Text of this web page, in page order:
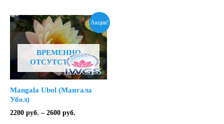
Акция!
ВРЕМЕННО
ОТСУТСТВУЕТ
Mangala Ubol (Мангала
Убол)
2200 руб. – 2600 руб.